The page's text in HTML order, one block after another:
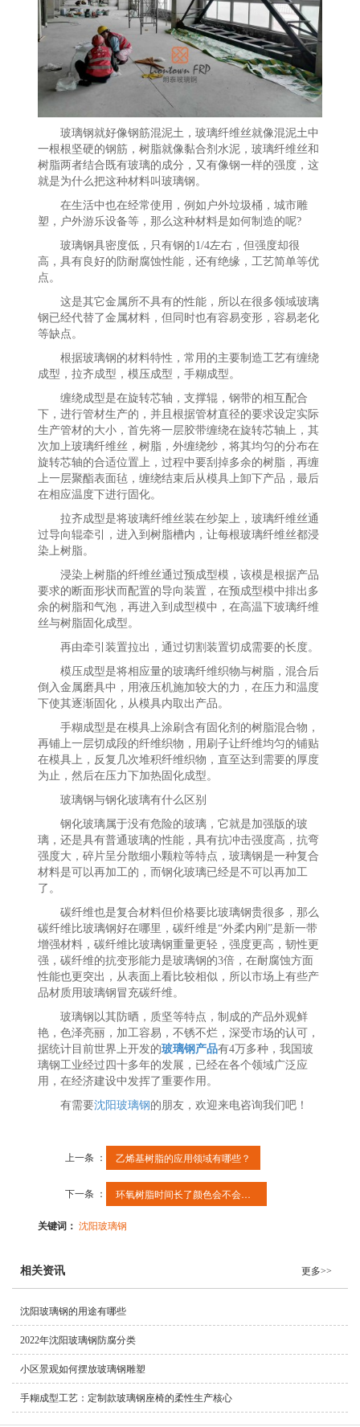
玻璃钢就好像钢筋混泥土，玻璃纤维丝就像混泥土中
一根根坚硬的钢筋，树脂就像黏合剂水泥，玻璃纤维丝和
树脂两者结合既有玻璃的成分，又有像钢一样的强度，这
就是为什么把这种材料叫玻璃钢。
在生活中也在经常使用，例如户外垃圾桶，城市雕
塑，户外游乐设备等，那么这种材料是如何制造的呢?
玻璃钢具密度低，只有钢的1/4左右，但强度却很
高，具有良好的防耐腐蚀性能，还有绝缘，工艺简单等优
点。
这是其它金属所不具有的性能，所以在很多领域玻璃
钢已经代替了金属材料，但同时也有容易变形，容易老化
等缺点。
根据玻璃钢的材料特性，常用的主要制造工艺有缠绕
成型，拉齐成型，模压成型，手糊成型。
缠绕成型是在旋转芯轴，支撑辊，钢带的相互配合
下，进行管材生产的，并且根据管材直径的要求设定实际
生产管材的大小，首先将一层胶带缠绕在旋转芯轴上，其
次加上玻璃纤维丝，树脂，外缠绕纱，将其均匀的分布在
旋转芯轴的合适位置上，过程中要刮掉多余的树脂，再缠
上一层聚酯表面毡，缠绕结束后从模具上卸下产品，最后
在相应温度下进行固化。
拉齐成型是将玻璃纤维丝装在纱架上，玻璃纤维丝通
过导向辊牵引，进入到树脂槽内，让每根玻璃纤维丝都浸
染上树脂。
浸染上树脂的纤维丝通过预成型模，该模是根据产品
要求的断面形状而配置的导向装置，在预成型模中排出多
余的树脂和气泡，再进入到成型模中，在高温下玻璃纤维
丝与树脂固化成型。
再由牵引装置拉出，通过切割装置切成需要的长度。
模压成型是将相应量的玻璃纤维织物与树脂，混合后
倒入金属磨具中，用液压机施加较大的力，在压力和温度
下使其逐渐固化，从模具内取出产品。
手糊成型是在模具上涂刷含有固化剂的树脂混合物，
再铺上一层切成段的纤维织物，用刷子让纤维均匀的铺贴
在模具上，反复几次堆积纤维织物，直至达到需要的厚度
为止，然后在压力下加热固化成型。
玻璃钢与钢化玻璃有什么区别
钢化玻璃属于没有危险的玻璃，它就是加强版的玻
璃，还是具有普通玻璃的性能，具有抗冲击强度高，抗弯
强度大，碎片呈分散细小颗粒等特点，玻璃钢是一种复合
材料是可以再加工的，而钢化玻璃已经是不可以再加工
了。
碳纤维也是复合材料但价格要比玻璃钢贵很多，那么
碳纤维比玻璃钢好在哪里，碳纤维是“外柔内刚”是新一带
增强材料，碳纤维比玻璃钢重量更轻，强度更高，韧性更
强，碳纤维的抗变形能力是玻璃钢的3倍，在耐腐蚀方面
性能也更突出，从表面上看比较相似，所以市场上有些产
品材质用玻璃钢冒充碳纤维。
玻璃钢以其防晒，质坚等特点，制成的产品外观鲜
艳，色泽亮丽，加工容易，不锈不烂，深受市场的认可，
据统计目前世界上开发的玻璃钢产品有4万多种，我国玻
璃钢工业经过四十多年的发展，已经在各个领域广泛应
用，在经济建设中发挥了重要作用。
有需要沈阳玻璃钢的朋友，欢迎来电咨询我们吧！
上一条 ： 乙烯基树脂的应用领域有哪些？
下一条 ： 环氧树脂时间长了颜色会不会改变
关键词：沈阳玻璃钢
相关资讯 更多>>
沈阳玻璃钢的用途有哪些
2022年沈阳玻璃钢防腐分类
小区景观如何摆放玻璃钢雕塑
手糊成型工艺：定制款玻璃钢座椅的柔性生产核心